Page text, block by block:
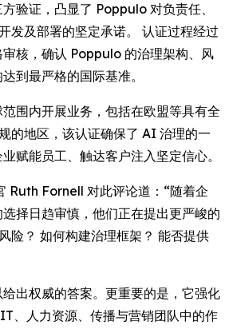
验证，凸显了 Poppulo 对负责任、
发及部署的坚定承诺。 认证过程经过
核，确认 Poppulo 的治理架构、风
到最严格的国际基准。
围内开展业务，包括在欧盟等具有全
的地区，该认证确保了 AI 治理的一
赋能员工、触达客户注入坚定信心。
Ruth Fornell 对此评论道：“随着企
择日趋审慎，他们正在提出更严峻的
险？ 如何构建治理框架？ 能否提供
出权威的答案。更重要的是，它强化
、人力资源、传播与营销团队中的作